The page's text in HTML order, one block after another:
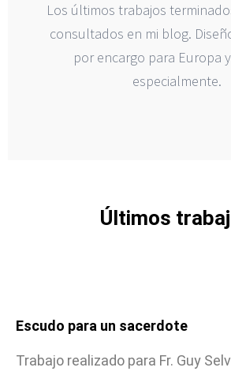
Los últimos trabajos
consultados en mi blog.
por encargo para Europa
especialmente.
Últimos
Escudo para un sacerdote
Trabajo realizado para Fr. Guy